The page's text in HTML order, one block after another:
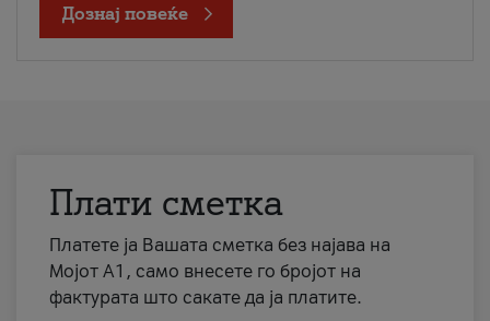
Дознај повеќе
Плати сметка
Платете ја Вашата сметка без најава на
Мојот А1, само внесете го бројот на
фактурата што сакате да ја платите.